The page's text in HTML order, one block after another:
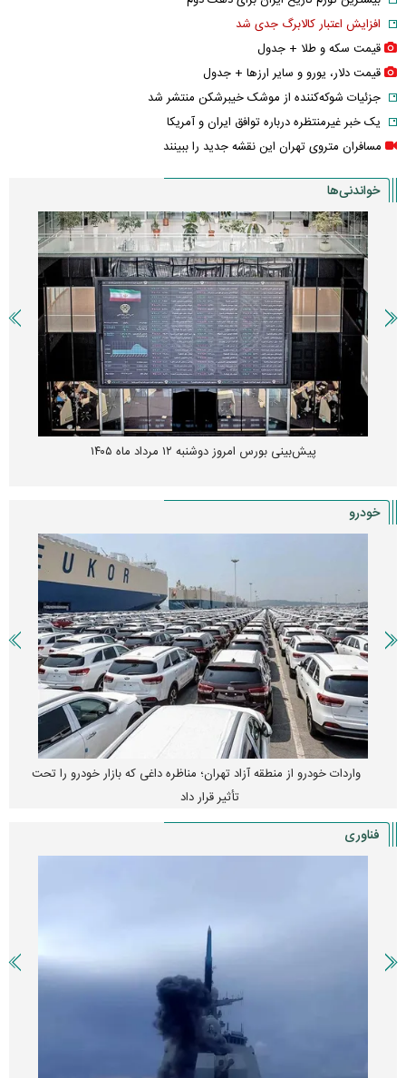
افزایش اعتبار کالابرگ جدی شد
قیمت سکه و طلا + جدول
قیمت دلار، یورو و سایر ارز‌ها + جدول
جزئیات شوکه‌کننده از موشک خیبرشکن منتشر شد
یک خبر غیرمنتظره درباره توافق ایران و آمریکا
مسافران متروی تهران این نقشه جدید را ببینند
خواندنی‌ها
پیش‌بینی بورس امروز دوشنبه ۱۲ مرداد ماه ۱۴۰۵
خودرو
واردات خودرو از منطقه آزاد تهران؛ مناظره داغی که بازار خودرو را تحت
تأثیر قرار داد
فناوری